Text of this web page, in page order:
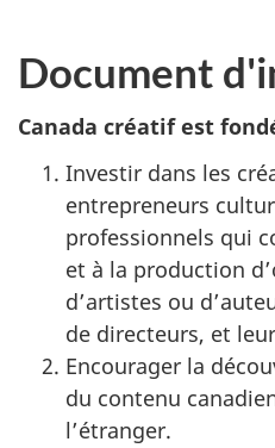
Document
Canada créatif est
Investir dans les
entrepreneurs
professionnels qui
et à la production
d’artistes ou
de directeurs, et
Encourager la
du contenu
l’étranger.